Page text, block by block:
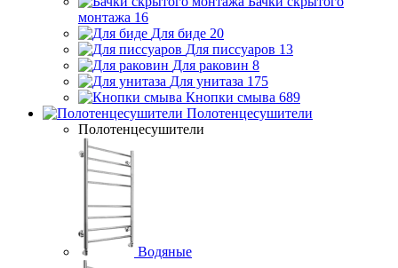
монтажа 16
Для биде 20
Для писсуаров 13
Для раковин 8
Для унитаза 175
Кнопки смыва 689
Полотенцесушители
Полотенцесушители
Водяные